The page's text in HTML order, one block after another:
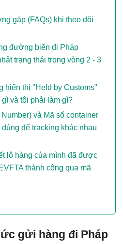
gặp (FAQs) khi theo dõi
đường biển đi Pháp
trạng thái trong vòng 2 - 3
hiển thị "Held by Customs"
và tôi phải làm gì?
và Mã số container
để tracking khác nhau
lô hàng của mình đã được
thành công qua mã
gửi hàng đi Pháp